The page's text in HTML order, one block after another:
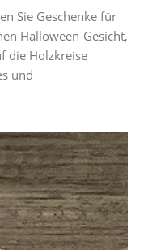
Sie Geschenke für
Halloween-Gesicht,
die Holzkreise
und